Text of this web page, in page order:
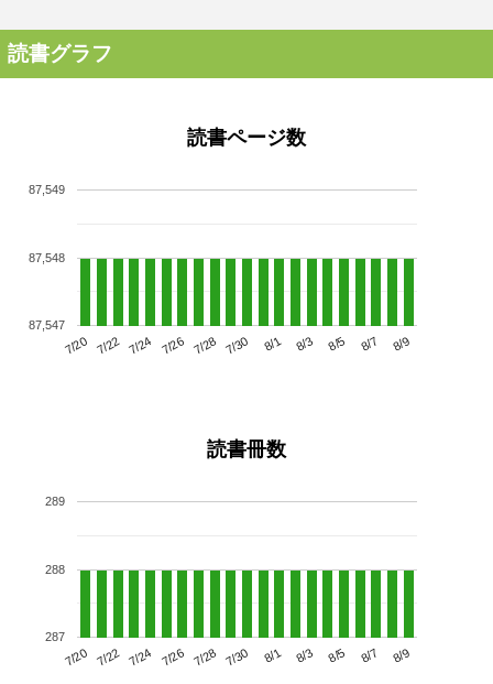
読書グラフ
読書ページ数
7/20 7/22 7/24 7/26 7/28 7/30 8/1 8/3 8/5 8/7 8/9
87,547
87,548
87,549
読書冊数
7/20 7/22 7/24 7/26 7/28 7/30 8/1 8/3 8/5 8/7 8/9
287
288
289